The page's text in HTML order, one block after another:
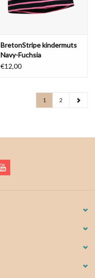
BretonStripe kindermuts
Navy-Fuchsia
€12,00
1 2